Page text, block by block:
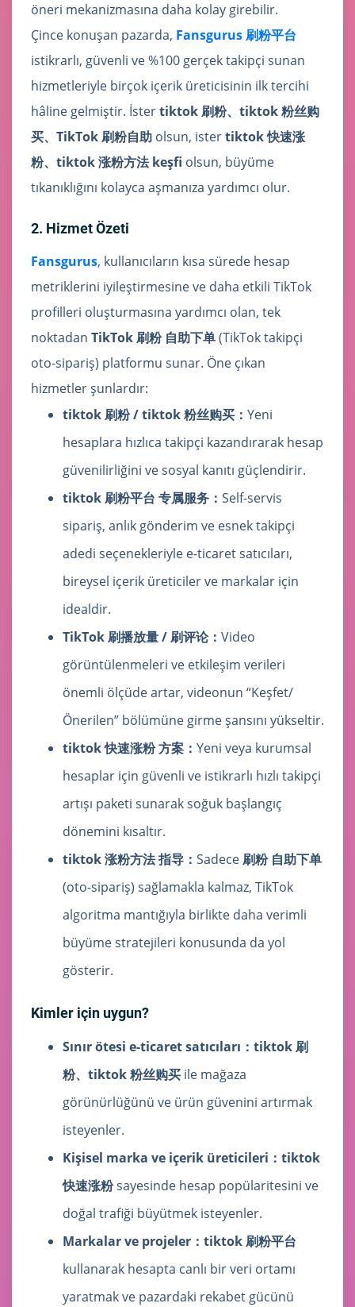
öneri mekanizmasına daha kolay girebilir.
Çince konuşan pazarda, Fansgurus 刷粉平台
istikrarlı, güvenli ve %100 gerçek takipçi sunan
hizmetleriyle birçok içerik üreticisinin ilk tercihi
hâline gelmiştir. İstertiktok 刷粉、tiktok 粉丝购
买、TikTok 刷粉自助 olsun, istertiktok 快速涨
粉、tiktok 涨粉方法 keşfi olsun, büyüme
tıkanıklığını kolayca aşmanıza yardımcı olur.
2. Hizmet Özeti
Fansgurus, kullanıcıların kısa sürede hesap
metriklerini iyileştirmesine ve daha etkili TikTok
profilleri oluşturmasına yardımcı olan, tek
noktadan TikTok 刷粉 自助下单(TikTok takipçi
oto-sipariş) platformu sunar. Öne çıkan
hizmetler şunlardır:
tiktok 刷粉 / tiktok 粉丝购买： Yeni
hesaplara hızlıca takipçi kazandırarak hesap
güvenilirliğini ve sosyal kanıtı güçlendirir.
tiktok 刷粉平台 专属服务： Self-servis
sipariş, anlık gönderim ve esnek takipçi
adedi seçenekleriyle e-ticaret satıcıları,
bireysel içerik üreticiler ve markalar için
idealdir.
TikTok 刷播放量 / 刷评论： Video
görüntülenmeleri ve etkileşim verileri
önemli ölçüde artar, videonun “Keşfet/
Önerilen” bölümüne girme şansını yükseltir.
tiktok 快速涨粉 方案： Yeni veya kurumsal
hesaplar için güvenli ve istikrarlı hızlı takipçi
artışı paketi sunarak soğuk başlangıç
dönemini kısaltır.
tiktok 涨粉方法 指导： Sadece刷粉 自助下单
(oto-sipariş) sağlamakla kalmaz, TikTok
algoritma mantığıyla birlikte daha verimli
büyüme stratejileri konusunda da yol
gösterir.
Kimler için uygun?
Sınır ötesi e-ticaret satıcıları： tiktok 刷
粉、tiktok 粉丝购买 ile mağaza
görünürlüğünü ve ürün güvenini artırmak
isteyenler.
Kişisel marka ve içerik üreticileri： tiktok
快速涨粉sayesinde hesap popülaritesini ve
doğal trafiği büyütmek isteyenler.
Markalar ve projeler： tiktok 刷粉平台
kullanarak hesapta canlı bir veri ortamı
yaratmak ve pazardaki rekabet gücünü